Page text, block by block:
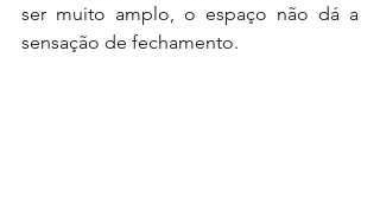
ser muito amplo, o espaço não dá a
sensação de fechamento.